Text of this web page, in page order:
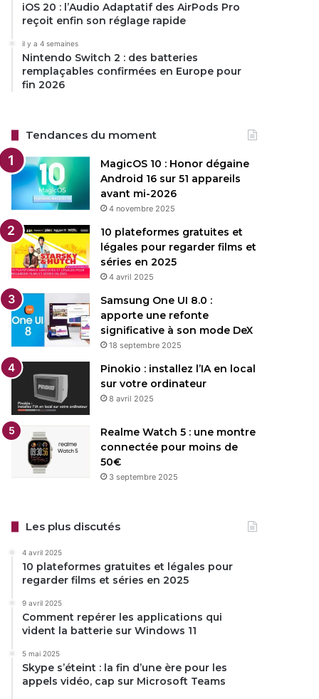
iOS 20 : l’Audio Adaptatif des AirPods Pro
reçoit enfin son réglage rapide
il y a 4 semaines
Nintendo Switch 2 : des batteries
remplaçables confirmées en Europe pour
fin 2026
Tendances du moment
MagicOS 10 : Honor dégaine
Android 16 sur 51 appareils
avant mi-2026
4 novembre 2025
10 plateformes gratuites et
légales pour regarder films et
séries en 2025
4 avril 2025
Samsung One UI 8.0 :
apporte une refonte
significative à son mode DeX
18 septembre 2025
Pinokio : installez l’IA en local
sur votre ordinateur
8 avril 2025
Realme Watch 5 : une montre
connectée pour moins de
50€
3 septembre 2025
Les plus discutés
4 avril 2025
10 plateformes gratuites et légales pour
regarder films et séries en 2025
9 avril 2025
Comment repérer les applications qui
vident la batterie sur Windows 11
5 mai 2025
Skype s’éteint : la fin d’une ère pour les
appels vidéo, cap sur Microsoft Teams